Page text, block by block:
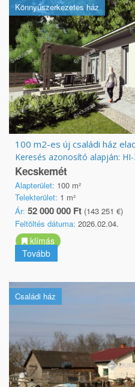
Könnyűszerkezetes ház
100 m2-es új családi ház
Keresés azonosító alapján:
Kecskemét
Alapterület: 100 m²
Telekterület: 1 m²
Ár: 52 000 000 Ft (143 251 €)
Feltöltés dátuma: 2026.02.04.
klímás
Tovább
Családi ház